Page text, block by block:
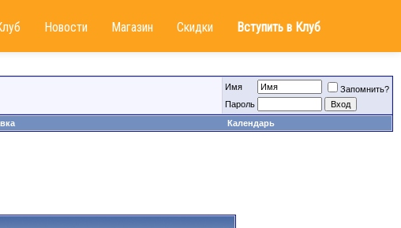
Новости Магазин Скидки Вступить в Клуб
Имя
Запомнить?
Пароль
Календарь